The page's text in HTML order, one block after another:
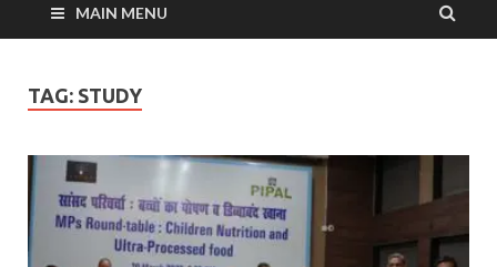
MAIN MENU
TAG: STUDY